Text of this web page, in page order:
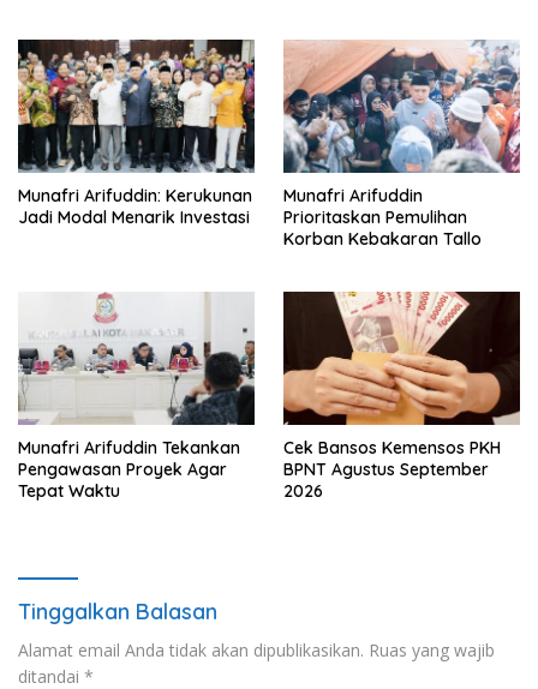
Munafri Arifuddin: Kerukunan
Jadi Modal Menarik Investasi
Munafri Arifuddin
Prioritaskan Pemulihan
Korban Kebakaran Tallo
Munafri Arifuddin Tekankan
Pengawasan Proyek Agar
Tepat Waktu
Cek Bansos Kemensos PKH
BPNT Agustus September
2026
Tinggalkan Balasan
Alamat email Anda tidak akan dipublikasikan. Ruas yang wajib
ditandai *